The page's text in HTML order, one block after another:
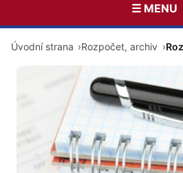
☰ MENU
Úvodní strana Rozpočet, archiv